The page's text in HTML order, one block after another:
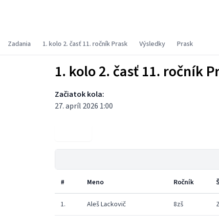
Zadania 1. kolo 2. časť 11. ročník Prask Výsledky Prask
1. kolo 2. časť 11. ročník
Začiatok kola:
27. apríl 2026 1:00
# Meno Ročník
1. Aleš Lackovič 8zš